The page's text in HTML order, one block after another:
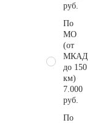
руб.
По
МО
(от
МКАД
до 150
км)
7.000
руб.
По